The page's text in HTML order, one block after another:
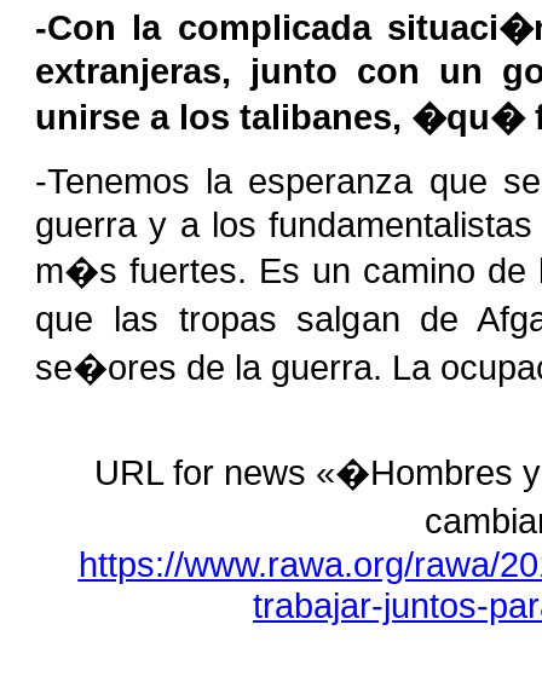
-Con la complicada
extranjeras, junto con un
unirse a los talibanes, �qu�
-Tenemos la esperanza que
guerra y a los
m�s fuertes. Es un camino de
que las tropas salgan de
se�ores de la guerra. La
URL for news «�Hombres
https://www.rawa.org/rawa/
trabajar-juntos-